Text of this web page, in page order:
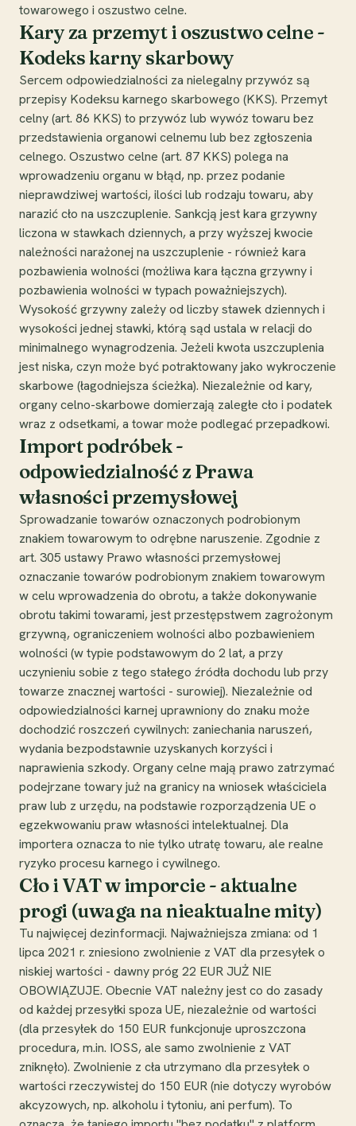
towarowego i oszustwo celne.
Kary za przemyt i oszustwo celne -
Kodeks karny skarbowy
Sercem odpowiedzialności za nielegalny przywóz są
przepisy Kodeksu karnego skarbowego (KKS). Przemyt
celny (art. 86 KKS) to przywóz lub wywóz towaru bez
przedstawienia organowi celnemu lub bez zgłoszenia
celnego. Oszustwo celne (art. 87 KKS) polega na
wprowadzeniu organu w błąd, np. przez podanie
nieprawdziwej wartości, ilości lub rodzaju towaru, aby
narazić cło na uszczuplenie. Sankcją jest kara grzywny
liczona w stawkach dziennych, a przy wyższej kwocie
należności narażonej na uszczuplenie - również kara
pozbawienia wolności (możliwa kara łączna grzywny i
pozbawienia wolności w typach poważniejszych).
Wysokość grzywny zależy od liczby stawek dziennych i
wysokości jednej stawki, którą sąd ustala w relacji do
minimalnego wynagrodzenia. Jeżeli kwota uszczuplenia
jest niska, czyn może być potraktowany jako wykroczenie
skarbowe (łagodniejsza ścieżka). Niezależnie od kary,
organy celno-skarbowe domierzają zaległe cło i podatek
wraz z odsetkami, a towar może podlegać przepadkowi.
Import podróbek -
odpowiedzialność z Prawa
własności przemysłowej
Sprowadzanie towarów oznaczonych podrobionym
znakiem towarowym to odrębne naruszenie. Zgodnie z
art. 305 ustawy Prawo własności przemysłowej
oznaczanie towarów podrobionym znakiem towarowym
w celu wprowadzenia do obrotu, a także dokonywanie
obrotu takimi towarami, jest przestępstwem zagrożonym
grzywną, ograniczeniem wolności albo pozbawieniem
wolności (w typie podstawowym do 2 lat, a przy
uczynieniu sobie z tego stałego źródła dochodu lub przy
towarze znacznej wartości - surowiej). Niezależnie od
odpowiedzialności karnej uprawniony do znaku może
dochodzić roszczeń cywilnych: zaniechania naruszeń,
wydania bezpodstawnie uzyskanych korzyści i
naprawienia szkody. Organy celne mają prawo zatrzymać
podejrzane towary już na granicy na wniosek właściciela
praw lub z urzędu, na podstawie rozporządzenia UE o
egzekwowaniu praw własności intelektualnej. Dla
importera oznacza to nie tylko utratę towaru, ale realne
ryzyko procesu karnego i cywilnego.
Cło i VAT w imporcie - aktualne
progi (uwaga na nieaktualne mity)
Tu najwięcej dezinformacji. Najważniejsza zmiana: od 1
lipca 2021 r. zniesiono zwolnienie z VAT dla przesyłek o
niskiej wartości - dawny próg 22 EUR JUŻ NIE
OBOWIĄZUJE. Obecnie VAT należny jest co do zasady
od każdej przesyłki spoza UE, niezależnie od wartości
(dla przesyłek do 150 EUR funkcjonuje uproszczona
procedura, m.in. IOSS, ale samo zwolnienie z VAT
zniknęło). Zwolnienie z cła utrzymano dla przesyłek o
wartości rzeczywistej do 150 EUR (nie dotyczy wyrobów
akcyzowych, np. alkoholu i tytoniu, ani perfum). To